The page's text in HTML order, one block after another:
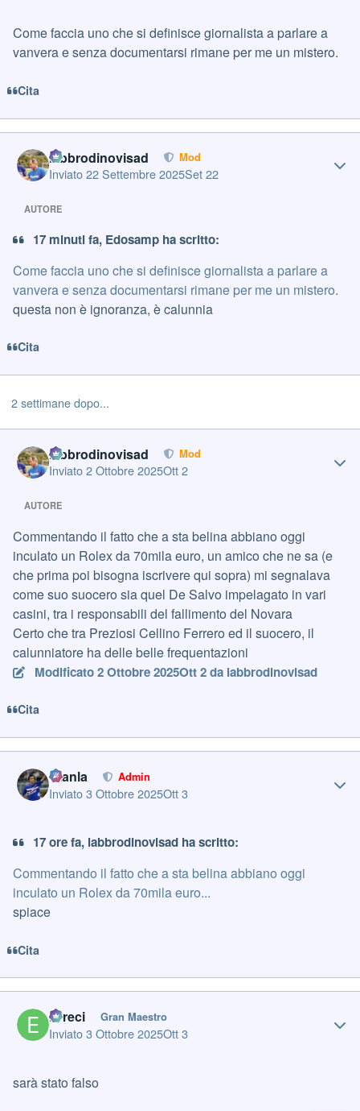
Come faccia uno che si definisce giornalista a parlare a
vanvera e senza documentarsi rimane per me un mistero.
Cita
labbrodinovisad Mod
Inviato22 Settembre 2025Set 22
AUTORE
17 minuti fa, Edosamp ha scritto:
Come faccia uno che si definisce giornalista a parlare a
vanvera e senza documentarsi rimane per me un mistero.
questa non è ignoranza, è calunnia
Cita
2 settimane dopo...
labbrodinovisad Mod
Inviato2 Ottobre 2025Ott 2
AUTORE
Commentando il fatto che a sta belina abbiano oggi
inculato un Rolex da 70mila euro, un amico che ne sa (e
che prima poi bisogna iscrivere qui sopra) mi segnalava
come suo suocero sia quel De Salvo impelagato in vari
casini, tra i responsabili del fallimento del Novara
Certo che tra Preziosi Cellino Ferrero ed il suocero, il
calunniatore ha delle belle frequentazioni
Modificato2 Ottobre 2025Ott 2da labbrodinovisad
Cita
Gianla Admin
Inviato3 Ottobre 2025Ott 3
17 ore fa, labbrodinovisad ha scritto:
Commentando il fatto che a sta belina abbiano oggi
inculato un Rolex da 70mila euro...
spiace
Cita
Erreci Gran Maestro
Inviato3 Ottobre 2025Ott 3
sarà stato falso